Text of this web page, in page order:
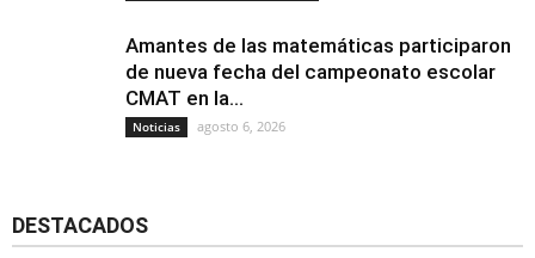
Amantes de las matemáticas participaron
de nueva fecha del campeonato escolar
CMAT en la...
Noticias agosto 6, 2026
DESTACADOS